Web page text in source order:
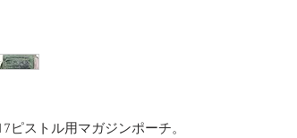
ピストル用マガジンポーチ。